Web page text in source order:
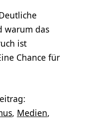
warum das
ist
Chance für
, Medien,